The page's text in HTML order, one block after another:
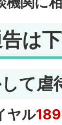
は
して
ヤル189